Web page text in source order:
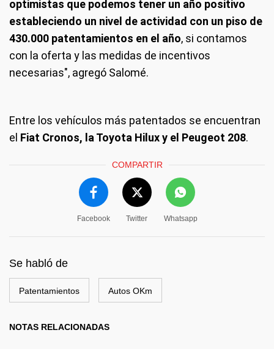
optimistas que podemos tener un año positivo
estableciendo un nivel de actividad con un piso de
430.000 patentamientos en el año, si contamos
con la oferta y las medidas de incentivos
necesarias", agregó Salomé.
Entre los vehículos más patentados se encuentran
el Fiat Cronos, la Toyota Hilux y el Peugeot 208.
COMPARTIR
Facebook Twitter Whatsapp
Se habló de
Patentamientos Autos OKm
NOTAS RELACIONADAS